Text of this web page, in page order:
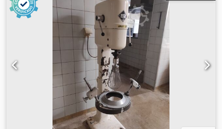
068 Bachórz, Polonia) El precio indicado es un precio neto
HABLAMOS INGLÉS, ALEMÁN Y FRANCÉS